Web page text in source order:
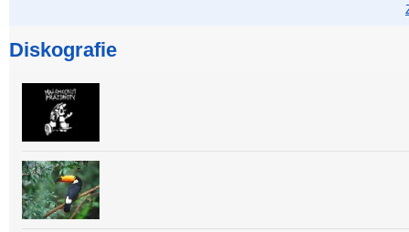
Diskografie